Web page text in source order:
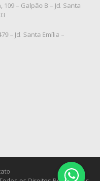
– Galpão B – Jd. Santa
– Jd. Santa Emília –